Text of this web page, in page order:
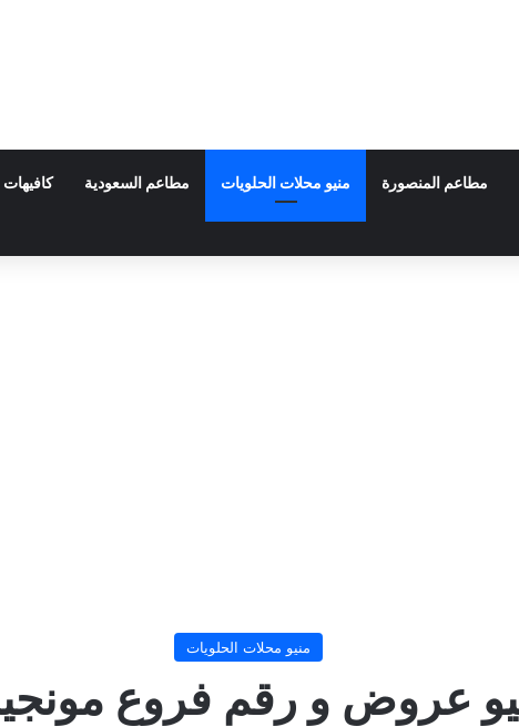
مطاعم المنصورة منيو محلات الحلويات مطاعم السعودية
منيو محلات الحلويات
عروض و رقم فروع مونجيني